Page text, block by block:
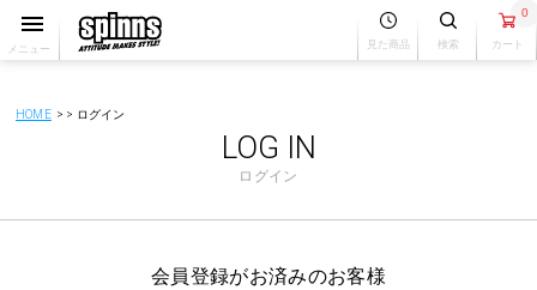
メニュー 見た商品 検索
0
カート
HOME ログイン
LOG IN
ログイン
会員登録がお済みのお客様